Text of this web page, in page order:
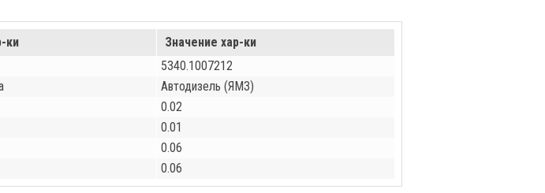
ки
Значение хар-ки
5340.1007212
Автодизель (ЯМЗ)
0.02
0.01
0.06
0.06